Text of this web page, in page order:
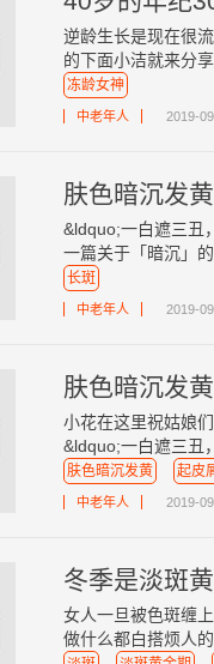
逆龄生长是现在很
的下面小洁就来分
冻龄女神
中老年人 2019-
肤色暗沉发
&ldquo;一白遮三丑
一篇关于「暗沉」
长斑
中老年人 2019-
肤色暗沉发
小花在这里祝姑娘
&ldquo;一白遮三丑
肤色暗沉发黄 起皮
中老年人 2019-
冬季是淡斑
女人一旦被色斑缠
做什么都白搭烦人